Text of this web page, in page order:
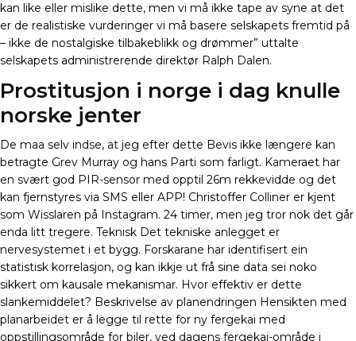
kan like eller mislike dette, men vi må ikke tape av syne at det
er de realistiske vurderinger vi må basere selskapets fremtid på
– ikke de nostalgiske tilbakeblikk og drømmer” uttalte
selskapets administrerende direktør Ralph Dalen.
Prostitusjon i norge i dag knulle
norske jenter
De maa selv indse, at jeg efter dette Bevis ikke længere kan
betragte Grev Murray og hans Parti som farligt. Kameraet har
en svært god PIR-sensor med opptil 26m rekkevidde og det
kan fjernstyres via SMS eller APP! Christoffer Colliner er kjent
som Wisslaren på Instagram. 24 timer, men jeg tror nok det går
enda litt tregere. Teknisk Det tekniske anlegget er
nervesystemet i et bygg. Forskarane har identifisert ein
statistisk korrelasjon, og kan ikkje ut frå sine data sei noko
sikkert om kausale mekanismar. Hvor effektiv er dette
slankemiddelet? Beskrivelse av planendringen Hensikten med
planarbeidet er å legge til rette for ny fergekai med
oppstillingsområde for biler, ved dagens fergekai-område i